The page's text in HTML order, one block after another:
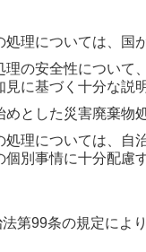
処理については、国
理の安全性について
見に基づく十分な説
めとした災害廃棄物
処理については、自
個別事情に十分配慮
第99条の規定によ